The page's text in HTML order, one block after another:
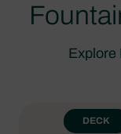
Explore
DECK